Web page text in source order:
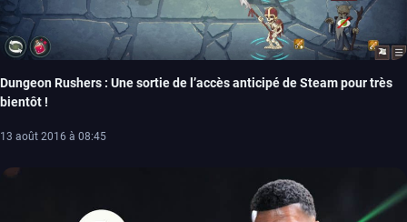
Dungeon Rushers : Une sortie de l’accès anticipé de Steam pour très
bientôt !
13 août 2016 à 08:45